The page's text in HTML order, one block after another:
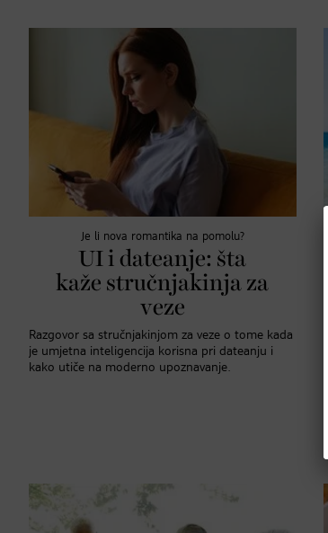
Je li nova romantika na pomolu?
UI i dateanje: šta
kaže stručnjakinja za
veze
Razgovor sa stručnjakinjom za veze o tome kada
je umjetna inteligencija korisna pri dateanju i
kako utiče na moderno upoznavanje.